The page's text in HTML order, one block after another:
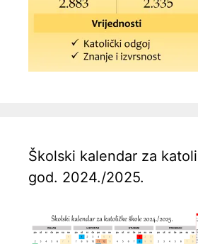
Školski kalendar za
god. 2024./2025.